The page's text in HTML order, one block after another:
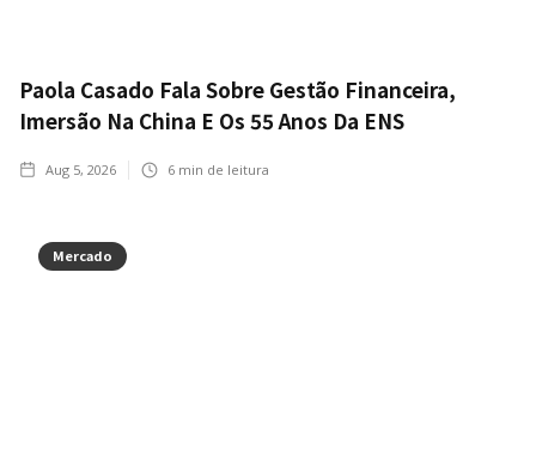
Paola Casado Fala Sobre Gestão Financeira,
Imersão Na China E Os 55 Anos Da ENS
Aug 5, 2026 6 min de leitura
Mercado